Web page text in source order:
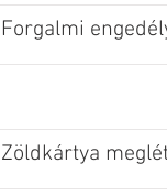
Forgalmi
Zöldkártya